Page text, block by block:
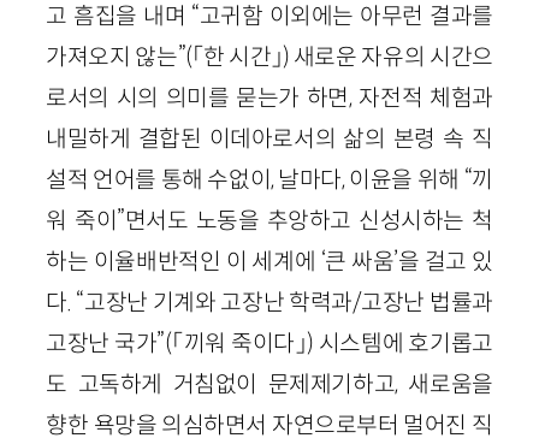
고 흠집을 내며 “고귀함 이외에는 아무런 결과를
가져오지 않는”(「한 시간」) 새로운 자유의 시간으
로서의 시의 의미를 묻는가 하면, 자전적 체험과
내밀하게 결합된 이데아로서의 삶의 본령 속 직
설적 언어를 통해 수없이, 날마다, 이윤을 위해 “끼
워 죽이”면서도 노동을 추앙하고 신성시하는 척
하는 이율배반적인 이 세계에 ‘큰 싸움’을 걸고 있
다. “고장난 기계와 고장난 학력과/고장난 법률과
고장난 국가”(「끼워 죽이다」) 시스템에 호기롭고
도 고독하게 거침없이 문제제기하고, 새로움을
향한 욕망을 의심하면서 자연으로부터 멀어진 직